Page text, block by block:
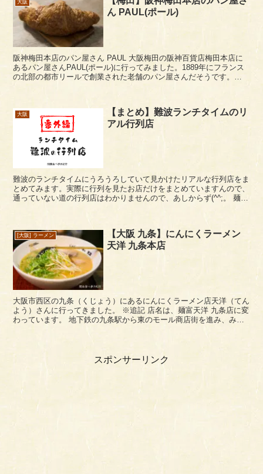
大阪
ん PAUL(ポール)
阪神梅田本店のパン屋さん PAUL 大阪梅田の阪神百貨店梅田本店に
あるパン屋さんPAUL(ポール)に行ってみました。1889年にフランス
の北部の都市リールで創業された老舗のパン屋さんだそうです。
大阪
【まとめ】難波ランチタイムのリ
アル行列店
難波のランチタイムにうろうろしていて見かけたリアルな行列店をま
とめてみます。実際に行列を見たお店だけをまとめていますんので、
通っていない道の行列店はわかりませんので、あしからず(^^;。 麺屋
[大阪] ラーメン
【大阪 九条】にんにくラーメン
天洋 九条本店
大阪市西区の九条（くじょう）にあるにんにくラーメン店天洋（てん
よう）さんに行ってきました。 ※追記 店名は、麺富天洋 九条店に変
わっています。 地下鉄の九条駅から東のモール商店街を進み、みな
スポンサーリンク